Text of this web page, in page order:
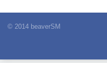
© 2014 beaverSM